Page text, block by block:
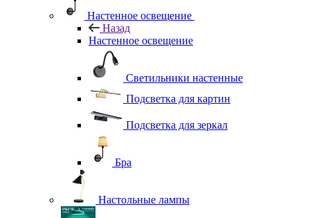
Настенное освещение
Назад
Настенное освещение
Светильники настенные
Подсветка для картин
Подсветка для зеркал
Бра
Настольные лампы